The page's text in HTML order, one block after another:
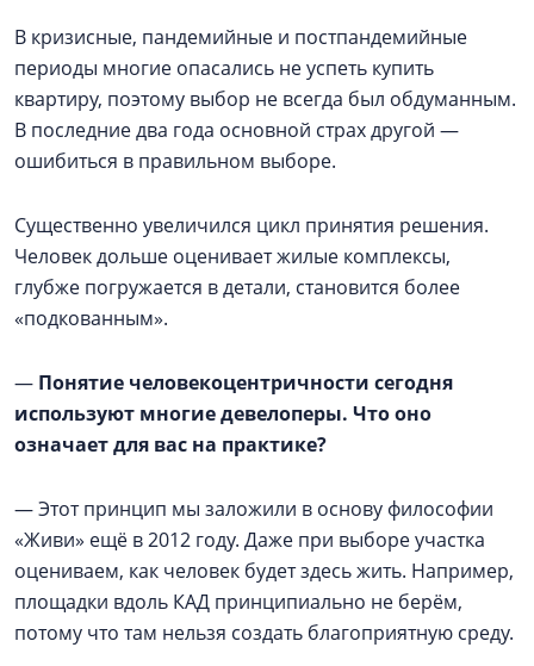
В кризисные, пандемийные и постпандемийные
периоды многие опасались не успеть купить
квартиру, поэтому выбор не всегда был обдуманным.
В последние два года основной страх другой —
ошибиться в правильном выборе.
Существенно увеличился цикл принятия решения.
Человек дольше оценивает жилые комплексы,
глубже погружается в детали, становится более
«подкованным».
— Понятие человекоцентричности сегодня
используют многие девелоперы. Что оно
означает для вас на практике?
— Этот принцип мы заложили в основу философии
«Живи» ещё в 2012 году. Даже при выборе участка
оцениваем, как человек будет здесь жить. Например,
площадки вдоль КАД принципиально не берём,
потому что там нельзя создать благоприятную среду.